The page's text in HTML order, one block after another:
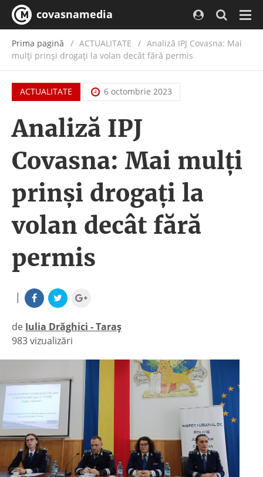
covasnamedia
Prima pagină ACTUALITATE / Analiză IPJ Covasna: Mai
mulți prinși drogați la volan decât fără permis
ACTUALITATE 6 octombrie 2023
Analiză IPJ
Covasna: Mai mulți
prinși drogați la
volan decât fără
permis
|
de Iulia Drăghici - Taraș
|
983 vizualizări